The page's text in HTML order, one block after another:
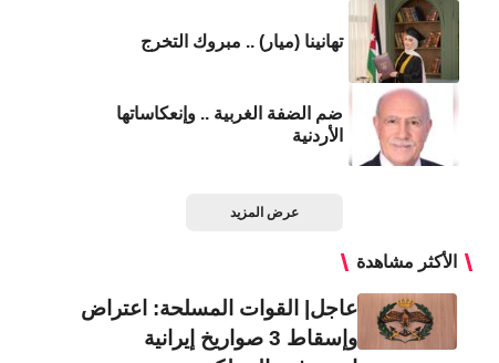
تهانينا (ميار) .. مبروك التخرج
ضم الضفة الغربية .. وإنعكاساتها
الأردنية
عرض المزيد
الأكثر مشاهدة
عاجل| القوات المسلحة: اعتراض
وإسقاط 3 صواريخ إيرانية